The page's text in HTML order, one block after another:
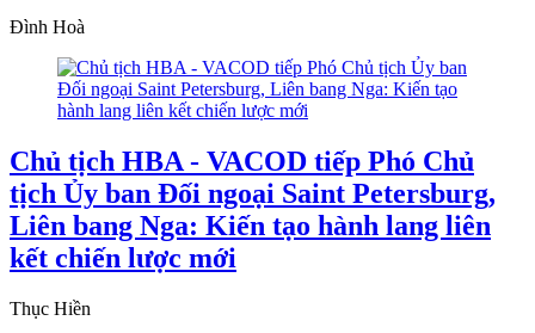
Đình Hoà
Chủ tịch HBA - VACOD tiếp Phó Chủ
tịch Ủy ban Đối ngoại Saint Petersburg,
Liên bang Nga: Kiến tạo hành lang liên
kết chiến lược mới
Thục Hiền